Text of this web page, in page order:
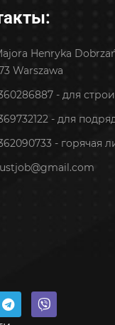
Henryka
Warszawa
- для
- для
- горячая